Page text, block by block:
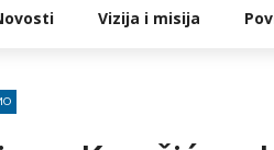
Vizija i misija